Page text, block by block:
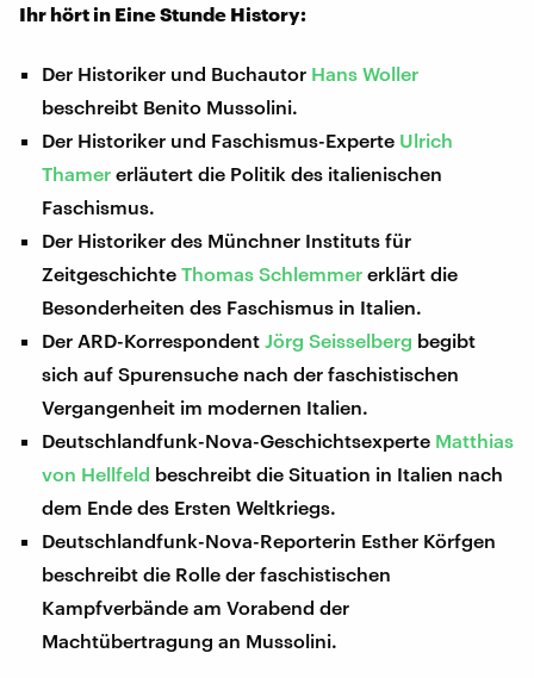
Ihr hört in Eine Stunde History:
Der Historiker und Buchautor Hans Woller
beschreibt Benito Mussolini.
Der Historiker und Faschismus-Experte Ulrich
Thamer erläutert die Politik des italienischen
Faschismus.
Der Historiker des Münchner Instituts für
ZeitgeschichteThomas Schlemmer erklärt die
Besonderheiten des Faschismus in Italien.
Der ARD-Korrespondent Jörg Seisselberg begibt
sich auf Spurensuche nach der faschistischen
Vergangenheit im modernen Italien.
Deutschlandfunk-Nova-Geschichtsexperte Matthias
von Hellfeld beschreibt die Situation in Italien nach
dem Ende des Ersten Weltkriegs.
Deutschlandfunk-Nova-Reporterin Esther Körfgen
beschreibt die Rolle der faschistischen
Kampfverbände am Vorabend der
Machtübertragung an Mussolini.